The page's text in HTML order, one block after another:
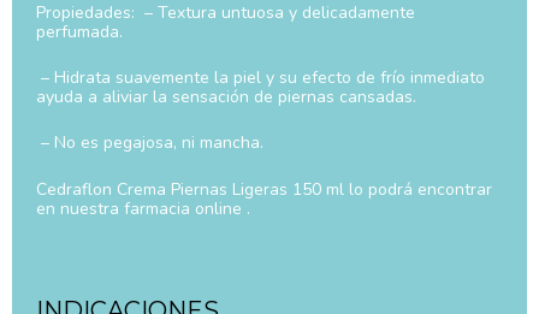
Propiedades: – Textura untuosa y delicadamente
perfumada.
– Hidrata suavemente la piel y su efecto de frío inmediato
ayuda a aliviar la sensación de piernas cansadas.
– No es pegajosa, ni mancha.
Cedraflon Crema Piernas Ligeras 150 ml lo podrá encontrar
en nuestra farmacia online .